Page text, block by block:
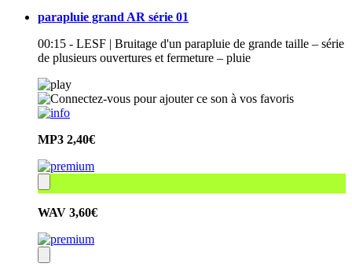
parapluie grand AR série 01
00:15 - LESF | Bruitage d'un parapluie de grande taille – série
de plusieurs ouvertures et fermeture – pluie
MP3 2,40€
WAV 3,60€